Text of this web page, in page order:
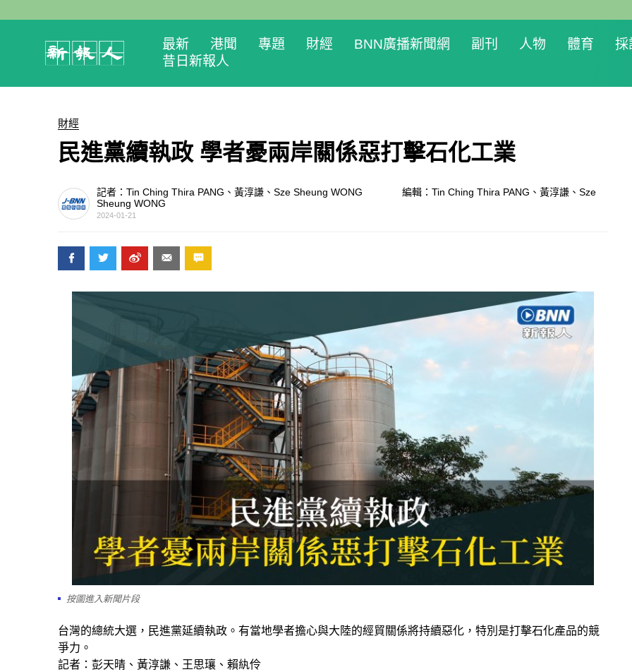
最新 港聞 專題 財經 BNN廣播新聞網 副刊 人物 體育 採
昔日新報人
財經
民進黨續執政 學者憂兩岸關係惡打擊石化工業
記者：Tin Ching Thira PANG、黃淳謙、Sze Sheung WONG
編輯：Tin Ching Thira PANG、黃淳謙、Sze
Sheung WONG
2024-01-21
按圖進入新聞片段
台灣的總統大選，民進黨延續執政。有當地學者擔心與大陸的經貿關係將持續惡化，特別是打擊石化產品的競
爭力。
記者：彭天晴、黃淳謙、王思瓖、賴紈伶